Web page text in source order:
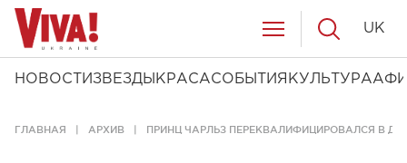
НОВОСТИ ЗВЕЗДЫ КРАСАСОБЫТИЯ КУЛЬТУРА
UK
ГЛАВНАЯ АРХИВ ПРИНЦ ЧАРЛЬЗ ПЕРЕКВАЛИФИЦИРОВАЛСЯ В